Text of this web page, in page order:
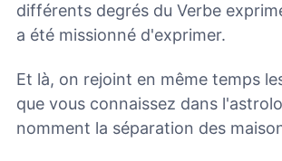
différents degrés du Verbe
a été missionné d'exprimer.
Et là, on rejoint en même temps
que vous connaissez dans
nomment la séparation des